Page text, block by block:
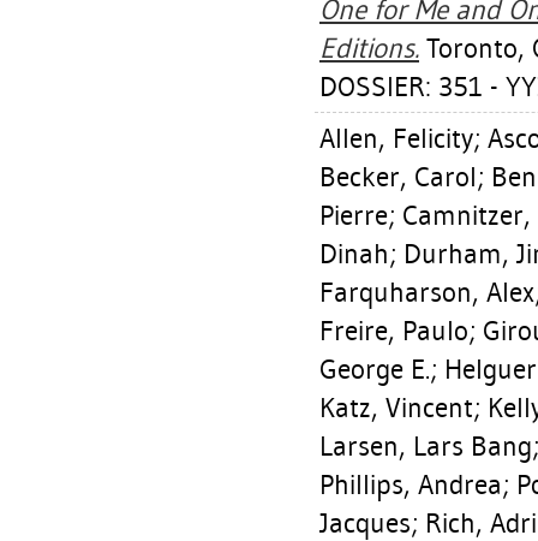
One for Me and
Editions. Toronto,
DOSSIER: 351 -
Allen, Felicity;
Becker, Carol;
Pierre; Camnitzer,
Dinah; Durham,
Farquharson, Alex
Freire, Paulo;
George E.;
Katz, Vincent;
Larsen, Lars Bang
Phillips, Andrea;
Jacques; Rich,